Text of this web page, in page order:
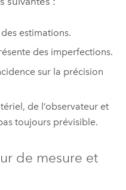
estimations.
des imperfections.
sur la précision
de l’observateur et
toujours prévisible.
de mesure et